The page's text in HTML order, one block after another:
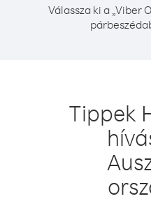
Válassza ki a „Viber
Tippek